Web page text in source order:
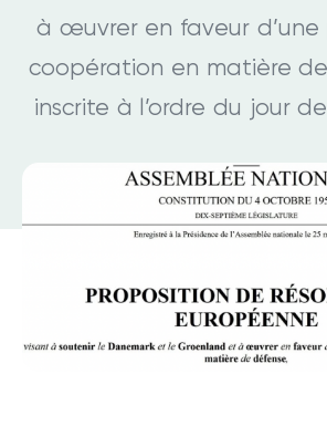
à œuvrer en faveur d’une
coopération en matière
inscrite à l’ordre du jour